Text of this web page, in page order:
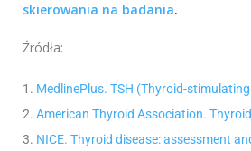
skierowania na badania.
Źródła:
MedlinePlus. TSH (Thyroid-
American Thyroid Association.
NICE. Thyroid disease: assessment